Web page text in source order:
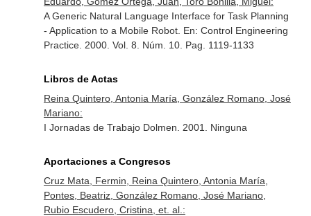
A Generic Natural Language Interface for Task Planning
- Application to a Mobile Robot. En: Control Engineering
Practice. 2000. Vol. 8. Núm. 10. Pag. 1119-1133
Libros de Actas
Reina Quintero, Antonia María, González Romano, José
Mariano:
I Jornadas de Trabajo Dolmen. 2001. Ninguna
Aportaciones a Congresos
Cruz Mata, Fermin, Reina Quintero, Antonia María,
Pontes, Beatriz, González Romano, José Mariano,
Rubio Escudero, Cristina, et. al.: